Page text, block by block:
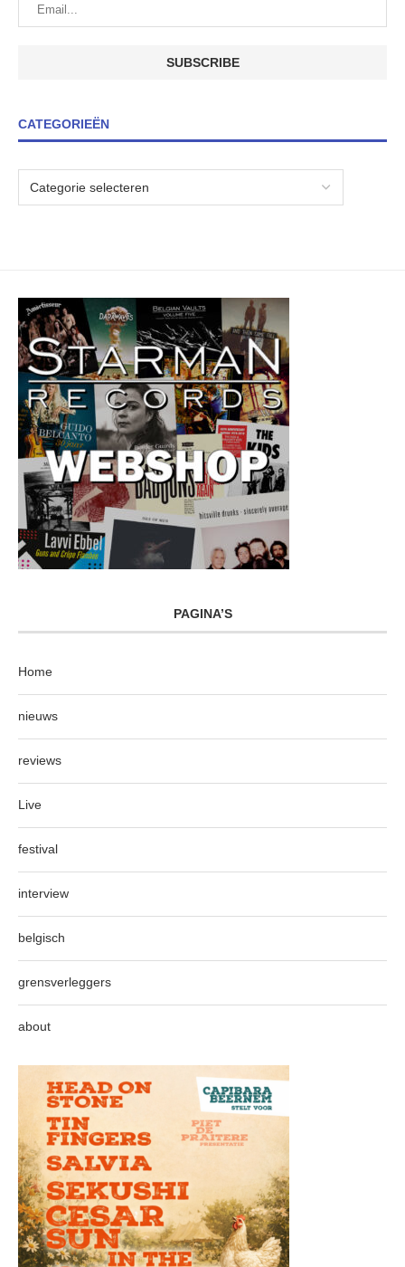
CATEGORIEËN
PAGINA’S
Home
nieuws
reviews
Live
festival
interview
belgisch
grensverleggers
about